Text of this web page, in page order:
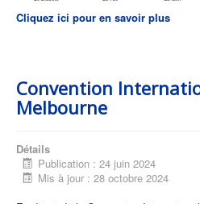
Cliquez ici pour en savoir plus
Convention
Melbourne
Détails
Publication : 24 juin 2024
Mis à jour : 28 octobre 2024